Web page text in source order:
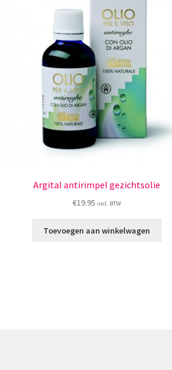
Argital antirimpel gezichtsolie
€19.95 incl. BTW
Toevoegen aan winkelwagen